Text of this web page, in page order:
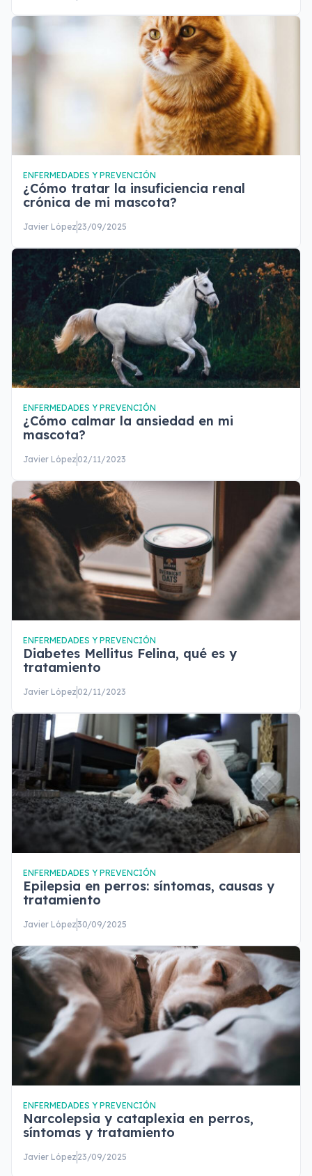
ENFERMEDADES Y PREVENCIÓN
¿Cómo tratar la insuficiencia renal
crónica de mi mascota?
Javier López 23/09/2025
ENFERMEDADES Y PREVENCIÓN
¿Cómo calmar la ansiedad en mi
mascota?
Javier López 02/11/2023
ENFERMEDADES Y PREVENCIÓN
Diabetes Mellitus Felina, qué es y
tratamiento
Javier López 02/11/2023
ENFERMEDADES Y PREVENCIÓN
Epilepsia en perros: síntomas, causas y
tratamiento
Javier López30/09/2025
ENFERMEDADES Y PREVENCIÓN
Narcolepsia y cataplexia en perros,
síntomas y tratamiento
Javier López 23/09/2025